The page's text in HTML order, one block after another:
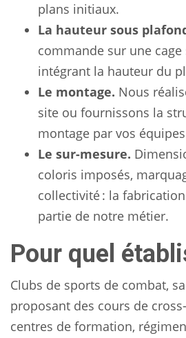
plans initiaux.
La hauteur sous
commande sur une
intégrant la hauteur du
Le montage. Nous
site ou fournissons la
montage par vos
Le sur-mesure.
coloris imposés,
collectivité : la
partie de notre métier.
Pour quel
Clubs de sports de combat,
proposant des cours de
centres de formation,